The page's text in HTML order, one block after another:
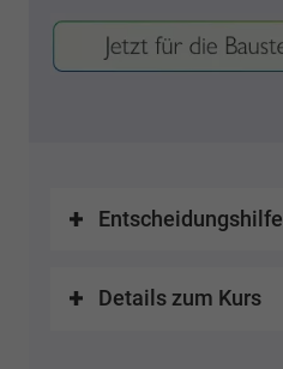
Entscheidungshilfe
Details zum Kurs